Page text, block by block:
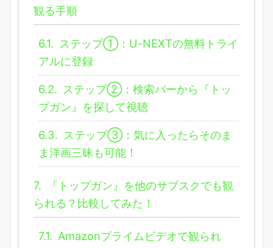
観る手順
6.1. ステップ①：U-NEXTの無料トライ
アルに登録
6.2. ステップ②：検索バーから『トッ
プガン』を探して視聴
6.3. ステップ③：気に入ったらそのま
ま洋画三昧も可能！
7.
『トップガン』を他のサブスクでも観
られる？比較してみた！
7.1. Amazonプライムビデオで観られ